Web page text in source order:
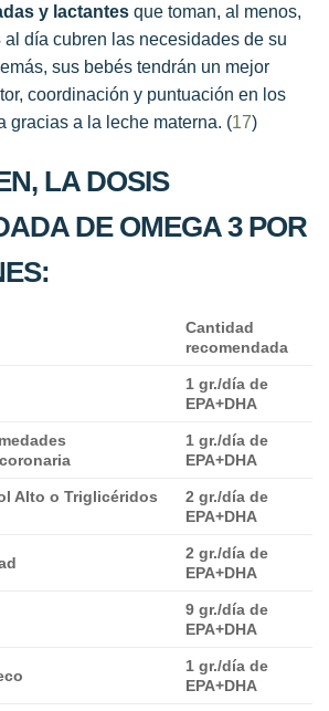
y lactantes que toman, al menos,
al día cubren las necesidades de su
sus bebés tendrán un mejor
coordinación y puntuación en los
gracias a la leche materna. (17)
LA DOSIS
DE OMEGA 3 POR
Cantidad
recomendada
1 gr./día de
EPA+DHA
1 gr./día de
EPA+DHA
Alto o Triglicéridos
2 gr./día de
EPA+DHA
2 gr./día de
EPA+DHA
9 gr./día de
EPA+DHA
1 gr./día de
EPA+DHA